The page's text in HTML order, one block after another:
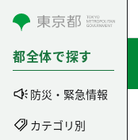
コンテンツにスキップ
都全体で探す
防災・緊急情報
カテゴリ別